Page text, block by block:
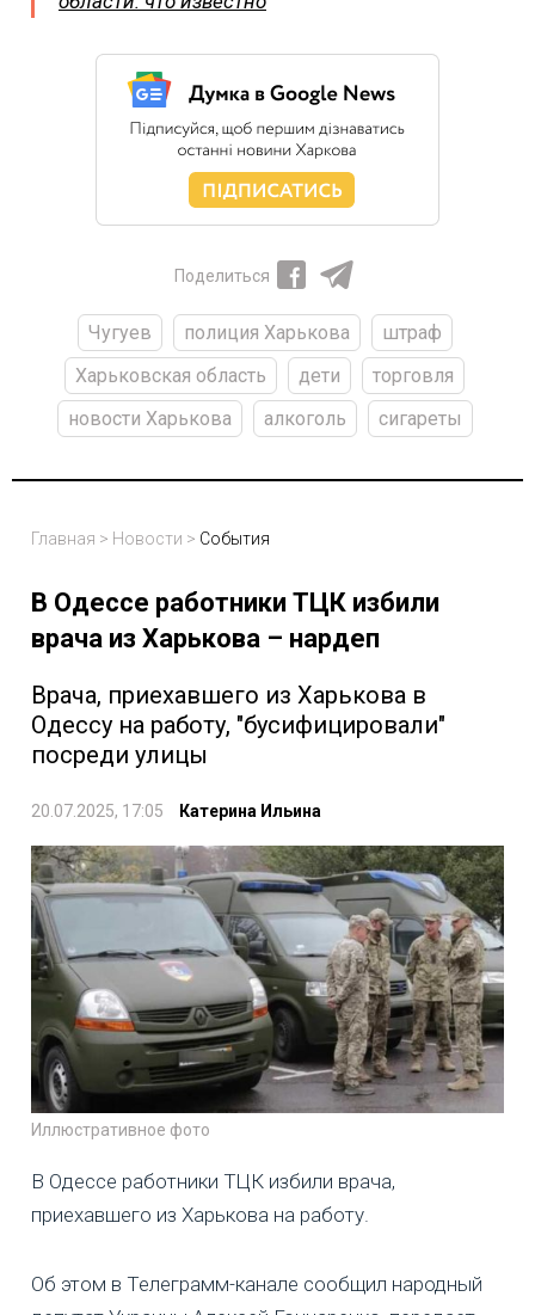
Поделиться
Чугуев полиция Харькова
штраф
Харьковская область
дети
торговля
новости Харькова
алкоголь сигареты
Главная > Новости > События
В Одессе работники ТЦК избили
врача из Харькова – нардеп
Врача, приехавшего из Харькова в
Одессу на работу, "бусифицировали"
посреди улицы
20.07.2025, 17:05 Катерина Ильина
Иллюстративное фото
В Одессе работники ТЦК избили врача,
приехавшего из Харькова на работу.
Об этом в Телеграмм-канале сообщил народный